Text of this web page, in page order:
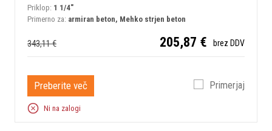
Priklop: 1 1/4"
Primerno za: armiran beton, Mehko strjen beton
343,11 € 205,87 € brez DDV
Preberite več Primerjaj
Ni na zalogi